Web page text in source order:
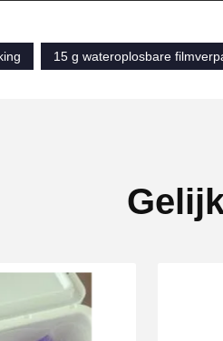
15 g wateroplosbare